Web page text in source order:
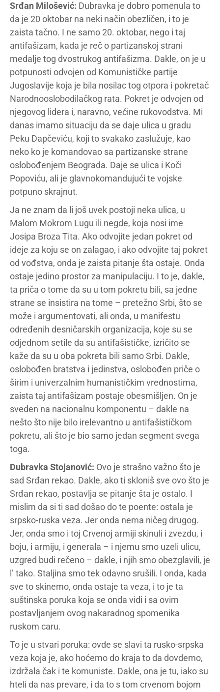
Srđan Milošević: Dubravka je dobro pomenula to
da je 20 oktobar na neki način obezličen, i to je
zaista tačno. I ne samo 20. oktobar, nego i taj
antifašizam, kada je reč o partizanskoj strani
medalje tog dvostrukog antifašizma. Dakle, on je u
potpunosti odvojen od Komunističke partije
Jugoslavije koja je bila nosilac tog otpora i pokretač
Narodnooslobodilačkog rata. Pokret je odvojen od
njegovog lidera i, naravno, većine rukovodstva. Mi
danas imamo situaciju da se daje ulica u gradu
Peku Dapčeviću, koji to svakako zaslužuje, kao
neko ko je komandovao sa partizanske strane
oslobođenjem Beograda. Daje se ulica i Koči
Popoviću, ali je glavnokomandujući te vojske
potpuno skrajnut.
Ja ne znam da li još uvek postoji neka ulica, u
Malom Mokrom Lugu ili negde, koja nosi ime
Josipa Broza Tita. Ako odvojite jedan pokret od
ideje za koju se on zalagao, i ako odvojite taj pokret
od vođstva, onda je zaista pitanje šta ostaje. Onda
ostaje jedino prostor za manipulaciju. I to je, dakle,
ta priča o tome da su u tom pokretu bili, sa jedne
strane se insistira na tome – pretežno Srbi, što se
može i argumentovati, ali onda, u manifestu
određenih desničarskih organizacija, koje su se
odjednom setile da su antifašističke, izričito se
kaže da su u oba pokreta bili samo Srbi. Dakle,
oslobođen bratstva i jedinstva, oslobođen priče o
širim i univerzalnim humanističkim vrednostima,
zaista taj antifašizam postaje obesmišljen. On je
sveden na nacionalnu komponentu – dakle na
nešto što nije bilo irelevantno u antifašističkom
pokretu, ali što je bio samo jedan segment svega
toga.
Dubravka Stojanović: Ovo je strašno važno što je
sad Srđan rekao. Dakle, ako ti skloniš sve ovo što je
Srđan rekao, postavlja se pitanje šta je ostalo. I
mislim da si ti sad došao do te poente: ostala je
srpsko-ruska veza. Jer onda nema ničeg drugog.
Jer, onda smo i toj Crvenoj armiji skinuli i zvezdu, i
boju, i armiju, i generala – i njemu smo uzeli ulicu,
uzgred budi rečeno – dakle, i njih smo obezglavili, je
l’ tako. Staljina smo tek odavno srušili. I onda, kada
sve to skinemo, onda ostaje ta veza, i to je ta
suštinska poruka koja se onda vidi i sa ovim
postavljanjem ovog nakaradnog spomenika
ruskom caru.
To je u stvari poruka: ovde se slavi ta rusko-srpska
veza koja je, ako hoćemo do kraja to da dovdemo,
izdržala čak i te komuniste. Dakle, ona je tu, iako su
hteli da nas prevare, i da to s tom crvenom bojom